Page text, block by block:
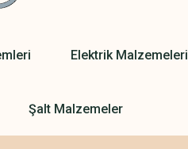
Elektrik Malzemeleri
Şalt Malzemeler